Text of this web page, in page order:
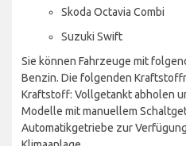
Skoda Octavia Combi
Suzuki Swift
Sie können Fahrzeuge mit
Benzin. Die folgenden
Kraftstoff: Vollgetankt abholen
Modelle mit manuellem
Automatikgetriebe zur